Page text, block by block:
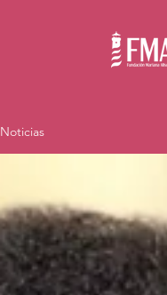
Noticias